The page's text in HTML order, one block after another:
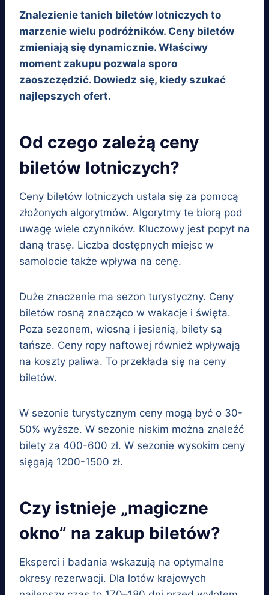
Znalezienie tanich biletów lotniczych to
marzenie wielu podróżników. Ceny biletów
zmieniają się dynamicznie. Właściwy
moment zakupu pozwala sporo
zaoszczędzić. Dowiedz się, kiedy szukać
najlepszych ofert.
Od czego zależą ceny
biletów lotniczych?
Ceny biletów lotniczych ustala się za pomocą
złożonych algorytmów. Algorytmy te biorą pod
uwagę wiele czynników. Kluczowy jest popyt na
daną trasę. Liczba dostępnych miejsc w
samolocie także wpływa na cenę.
Duże znaczenie ma sezon turystyczny. Ceny
biletów rosną znacząco w wakacje i święta.
Poza sezonem, wiosną i jesienią, bilety są
tańsze. Ceny ropy naftowej również wpływają
na koszty paliwa. To przekłada się na ceny
biletów.
W sezonie turystycznym ceny mogą być o 30-
50% wyższe. W sezonie niskim można znaleźć
bilety za 400-600 zł. W sezonie wysokim ceny
sięgają 1200-1500 zł.
Czy istnieje „magiczne
okno” na zakup biletów?
Eksperci i badania wskazują na optymalne
okresy rezerwacji. Dla lotów krajowych